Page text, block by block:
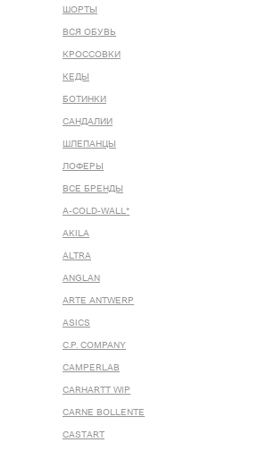
ШОРТЫ
ВСЯ ОБУВЬ
КРОССОВКИ
КЕДЫ
БОТИНКИ
САНДАЛИИ
ШЛЕПАНЦЫ
ЛОФЕРЫ
ВСЕ БРЕНДЫ
A-COLD-WALL*
AKILA
ALTRA
ANGLAN
ARTE ANTWERP
ASICS
C.P. COMPANY
CAMPERLAB
CARHARTT WIP
CARNE BOLLENTE
CASTART